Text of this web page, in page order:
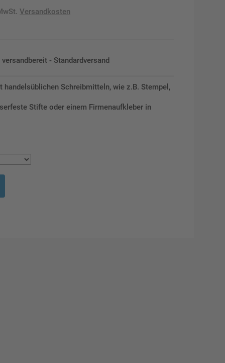
Versandkosten
- Standardversand
Schreibmitteln, wie z.B. Stempel,
Stifte oder einem Firmenaufkleber in